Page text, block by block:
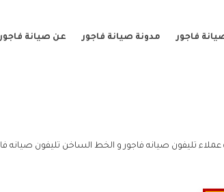
فاجور مدونة صيانة فاجور عن صيانة فاجور
تليفون صيانه فاجور و الخط الساخن تليفون صيانه